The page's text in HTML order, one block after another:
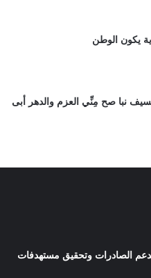
يكون الوطن
نبا صح مِنِّي العزم والدهر أبى
الصادرات وتحقيق مستهدفات